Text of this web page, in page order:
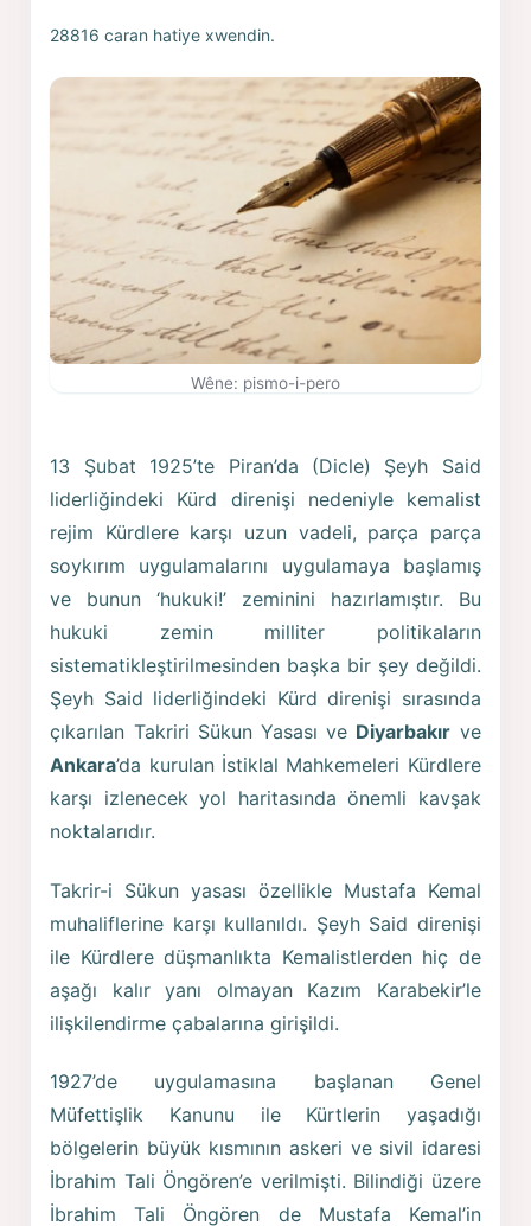
28816 caran hatiye xwendin.
Wêne: pismo-i-pero
13 Şubat 1925’te Piran’da (Dicle) Şeyh Said
liderliğindeki Kürd direnişi nedeniyle kemalist
rejim Kürdlere karşı uzun vadeli, parça parça
soykırım uygulamalarını uygulamaya başlamış
ve bunun ‘hukuki!’ zeminini hazırlamıştır. Bu
hukuki zemin milliter politikaların
sistematikleştirilmesinden başka bir şey değildi.
Şeyh Said liderliğindeki Kürd direnişi sırasında
çıkarılan Takriri Sükun Yasası ve Diyarbakır ve
Ankara’da kurulan İstiklal Mahkemeleri Kürdlere
karşı izlenecek yol haritasında önemli kavşak
noktalarıdır.
Takrir-i Sükun yasası özellikle Mustafa Kemal
muhaliflerine karşı kullanıldı. Şeyh Said direnişi
ile Kürdlere düşmanlıkta Kemalistlerden hiç de
aşağı kalır yanı olmayan Kazım Karabekir’le
ilişkilendirme çabalarına girişildi.
1927’de uygulamasına başlanan Genel
Müfettişlik Kanunu ile Kürtlerin yaşadığı
bölgelerin büyük kısmının askeri ve sivil idaresi
İbrahim Tali Öngören’e verilmişti. Bilindiği üzere
İbrahim Tali Öngören de Mustafa Kemal’in